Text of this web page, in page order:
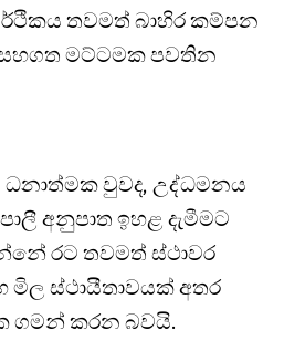
තවමත් බාහිර කම්පන
සහගත මට්ටමක පවතින
ධනාත්මක වුවද, උද්ධමනය
අනුපාත ඉහළ දැමීමට
රට තවමත් ස්ථාවර
ස්ථායීතාවයක් අතර
ගමන් කරන බවයි.